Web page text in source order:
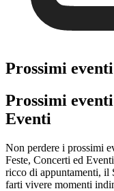
Prossimi eventi
Prossimi
Eventi
Non perdere i prossimi
Feste, Concerti ed
ricco di appuntamenti, il
farti vivere momenti